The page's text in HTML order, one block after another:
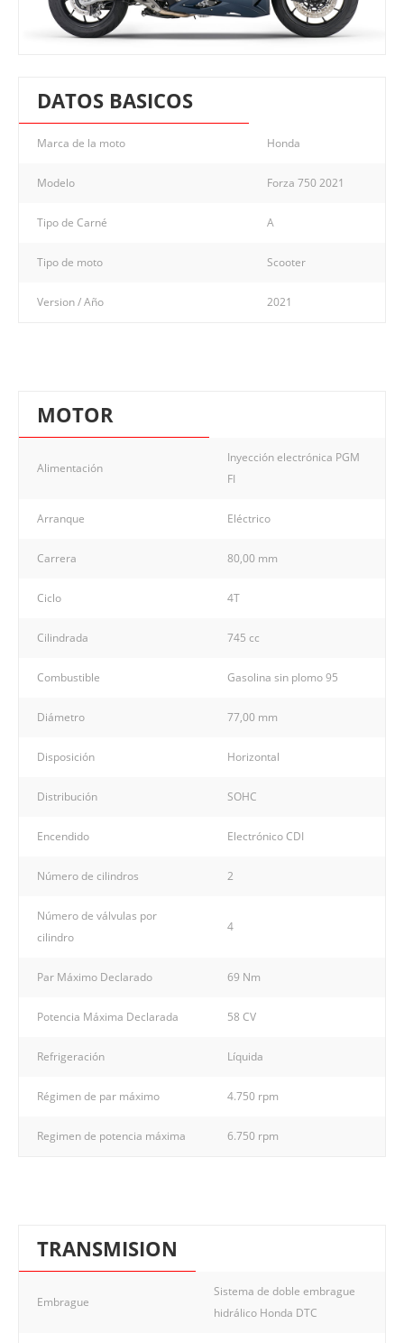
DATOS BASICOS
Marca de la moto Honda
Modelo Forza 750 2021
Tipo de Carné A
Tipo de moto Scooter
Version / Año 2021
MOTOR
Alimentación
Inyección electrónica PGM
FI
Arranque Eléctrico
Carrera 80,00 mm
Ciclo 4T
Cilindrada 745 cc
Combustible Gasolina sin plomo 95
Diámetro 77,00 mm
Disposición Horizontal
Distribución SOHC
Encendido Electrónico CDI
Número de cilindros 2
Número de válvulas por
cilindro
4
Par Máximo Declarado 69 Nm
Potencia Máxima Declarada 58 CV
Refrigeración Líquida
Régimen de par máximo 4.750 rpm
Regimen de potencia máxima 6.750 rpm
TRANSMISION
Embrague
Sistema de doble embrague
hidrálico Honda DTC